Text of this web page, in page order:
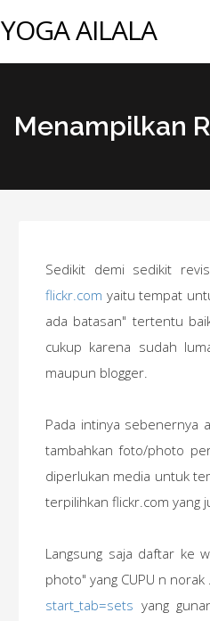
YOGA AILALA
Menampilkan
Sedikit demi sedikit
flickr.com yaitu tempat
ada batasan" tertentu
cukup karena sudah
maupun blogger.
Pada intinya sebenernya
tambahkan foto/photo
diperlukan media untuk
terpilihkan flickr.com yang
Langsung saja daftar ke
photo" yang CUPU n
start_tab=sets yang